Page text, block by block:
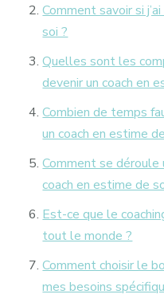
Comment savoir si
soi ?
Quelles sont les
devenir un coach en
Combien de temps
un coach en estime
Comment se déroule
coach en estime de
Est-ce que le
tout le monde ?
Comment choisir le
mes besoins